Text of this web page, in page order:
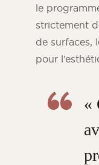
le
strictement
de surfaces,
pour
«